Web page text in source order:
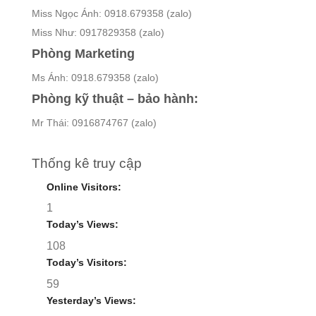
Miss Ngọc Ánh: 0918.679358 (zalo)
Miss Như: 0917829358 (zalo)
Phòng Marketing
Ms Ánh: 0918.679358 (zalo)
Phòng kỹ thuật – bảo hành:
Mr Thái: 0916874767 (zalo)
Thống kê truy cập
Online Visitors:
1
Today’s Views:
108
Today’s Visitors:
59
Yesterday’s Views: